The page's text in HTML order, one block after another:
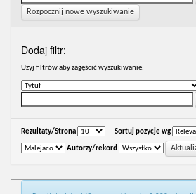
Rozpocznij nowe wyszukiwanie
Dodaj filtr:
Uzyj filtrów aby zagęścić wyszukiwanie.
Rezultaty/Strona Sortuj pozycje wg
Autorzy/rekord